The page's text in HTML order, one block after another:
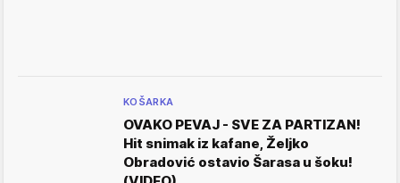
KOŠARKA
OVAKO PEVAJ - SVE ZA PARTIZAN!
Hit snimak iz kafane, Željko
Obradović ostavio Šarasa u šoku!